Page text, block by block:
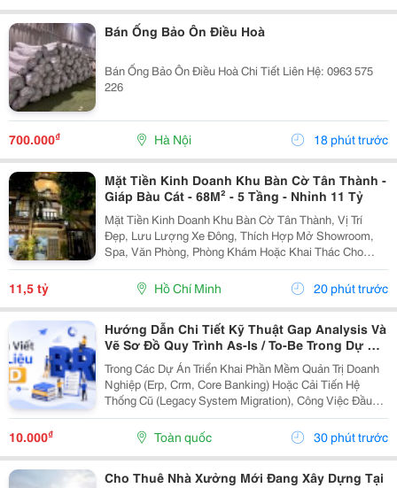
Bán Ống Bảo Ôn Điều Hoà
Bán Ống Bảo Ôn Điều Hoà Chi Tiết Liên Hệ: 0963 575
226
700.000₫ Hà Nội 18 phút trước
Mặt Tiền Kinh Doanh Khu Bàn Cờ Tân Thành -
Giáp Bàu Cát - 68M² - 5 Tầng - Nhỉnh 11 Tỷ
Mặt Tiền Kinh Doanh Khu Bàn Cờ Tân Thành, Vị Trí
Đẹp, Lưu Lượng Xe Đông, Thích Hợp Mở Showroom,
Spa, Văn Phòng, Phòng Khám Hoặc Khai Thác Cho
Thuê. Ưu Điểm Nổi Bật: Diện Tích: 68M&Sup2; Kết
Cấu: 4 Tầng + Sân Thượng 6 Phòng Ngủ Khép Kín...
11,5 tỷ Hồ Chí Minh 20 phút trước
Hướng Dẫn Chi Tiết Kỹ Thuật Gap Analysis Và
Vẽ Sơ Đồ Quy Trình As-Is / To-Be Trong Dự Án
Chuyển Đổi Số
Trong Các Dự Án Triển Khai Phần Mềm Quản Trị Doanh
Nghiệp (Erp, Crm, Core Banking) Hoặc Cải Tiến Hệ
Thống Cũ (Legacy System Migration), Công Việc Đầu
Tiên Và Quan Trọng Nhất Của It Ba Không Phải Là Nhảy
Vào Thiết Kế Ngay Tính Năng Mới. Thay Vào Đó,...
10.000₫ Toàn quốc 30 phút trước
Cho Thuê Nhà Xưởng Mới Đang Xây Dựng Tại